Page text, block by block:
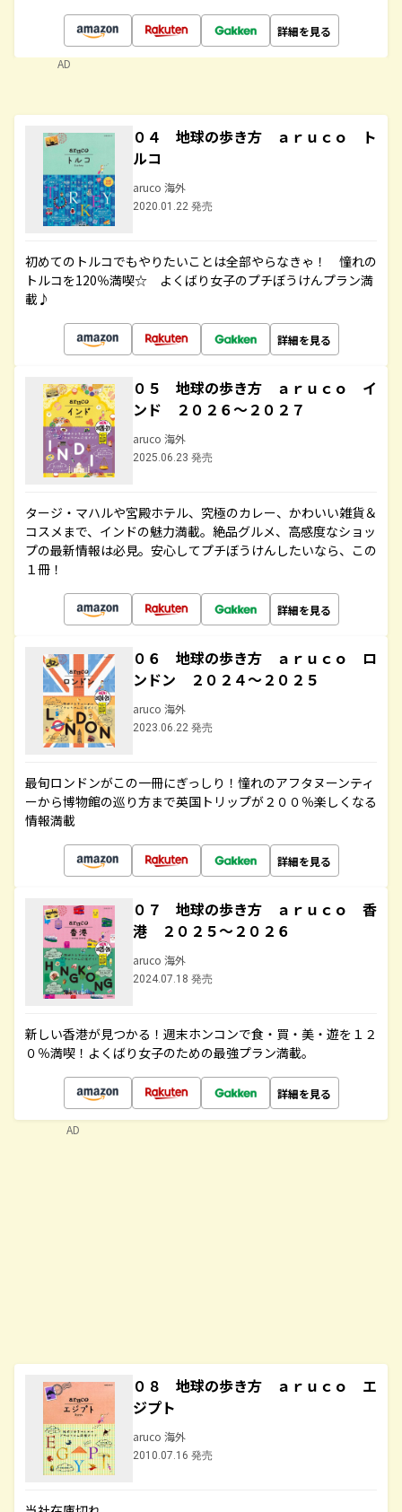
詳細を見る
AD
０４ 地球の歩き方 ａｒｕｃｏ ト
ルコ
aruco 海外
2020.01.22 発売
初めてのトルコでもやりたいことは全部やらなきゃ！ 憧れの
トルコを120％満喫☆ よくばり女子のプチぼうけんプラン満
載♪
詳細を見る
０５ 地球の歩き方 ａｒｕｃｏ イ
ンド ２０２６～２０２７
aruco 海外
2025.06.23 発売
タージ・マハルや宮殿ホテル、究極のカレー、かわいい雑貨＆
コスメまで、インドの魅力満載。絶品グルメ、高感度なショッ
プの最新情報は必見。安心してプチぼうけんしたいなら、この
１冊！
詳細を見る
０６ 地球の歩き方 ａｒｕｃｏ ロ
ンドン ２０２４～２０２５
aruco 海外
2023.06.22 発売
最旬ロンドンがこの一冊にぎっしり！憧れのアフタヌーンティ
ーから博物館の巡り方まで英国トリップが２００％楽しくなる
情報満載
詳細を見る
０７ 地球の歩き方 ａｒｕｃｏ 香
港 ２０２５～２０２６
aruco 海外
2024.07.18 発売
新しい香港が見つかる！週末ホンコンで食・買・美・遊を１２
０％満喫！よくばり女子のための最強プラン満載。
詳細を見る
０８ 地球の歩き方 ａｒｕｃｏ エ
ジプト
aruco 海外
2010.07.16 発売
AD